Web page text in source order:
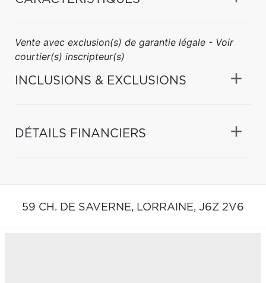
Vente avec exclusion(s) de garantie légale - Voir
courtier(s) inscripteur(s)
INCLUSIONS & EXCLUSIONS
DÉTAILS FINANCIERS
59 CH. DE SAVERNE, LORRAINE, J6Z 2V6